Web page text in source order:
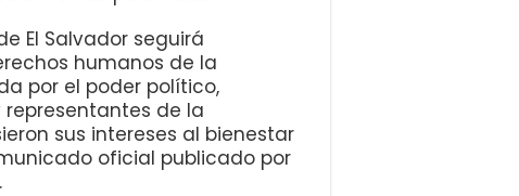
El Salvador seguirá
humanos de la
por el poder político,
de la
sus intereses al bienestar
oficial publicado por